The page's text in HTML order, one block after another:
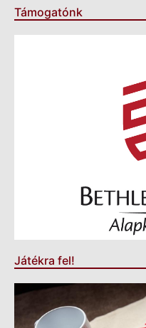
Támogatónk
Játékra fel!